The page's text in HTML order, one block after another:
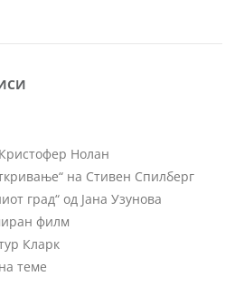
Нолан
на Стивен Спилберг
град“ од Јана Узунова
филм
Кларк
теме